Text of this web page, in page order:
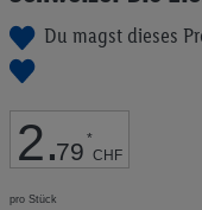
Du magst dieses
2.79 *
CHF
pro Stück
springen